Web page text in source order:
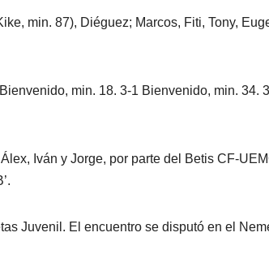
min. 87), Diéguez; Marcos, Fiti, Tony,
min. 18. 3-1 Bienvenido, min. 34.
Iván y Jorge, por parte del Betis CF-
Juvenil. El encuentro se disputó en el